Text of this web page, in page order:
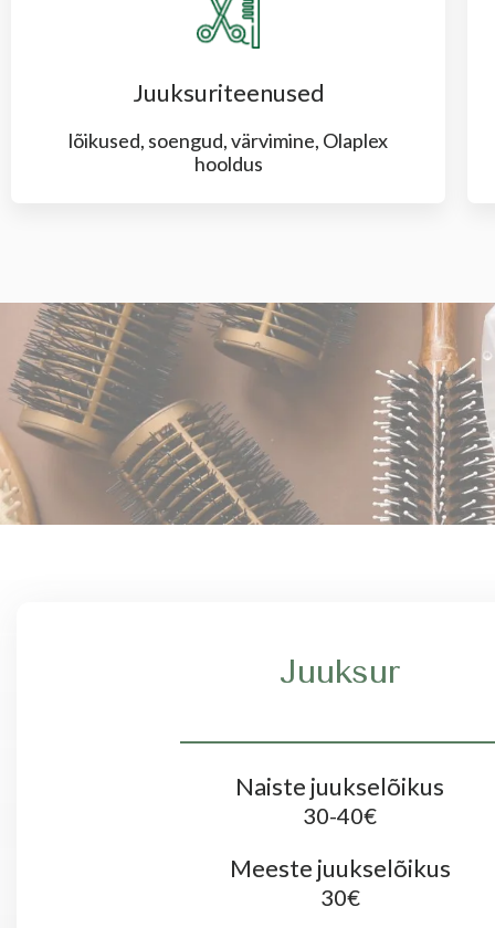
Juuksuriteenused
lõikused, soengud, värvimine, Olaplex
hooldus
Juuksur
Naiste juukselõikus
30-40€
Meeste juukselõikus
30€